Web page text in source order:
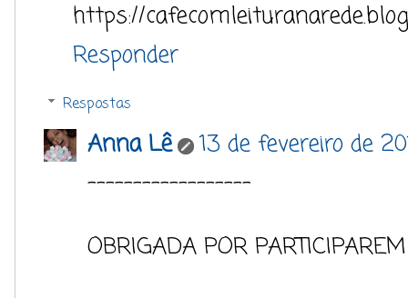
https://
Responder
Respostas
Anna Lê
13 de fevereiro de
------------------
OBRIGADA POR